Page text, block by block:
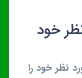
خود
نظر خود را